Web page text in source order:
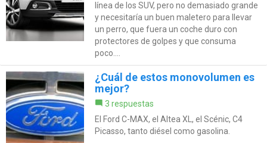
línea de los SUV, pero no demasiado grande
y necesitaría un buen maletero para llevar
un perro, que fuera un coche duro con
protectores de golpes y que consuma
poco....
¿Cuál de estos monovolumen es
mejor?
3 respuestas
El Ford C-MAX, el Altea XL, el Scénic, C4
Picasso, tanto diésel como gasolina.